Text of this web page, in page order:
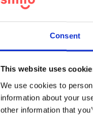
Consent
This website uses
We use cookies to
information about your
other information that